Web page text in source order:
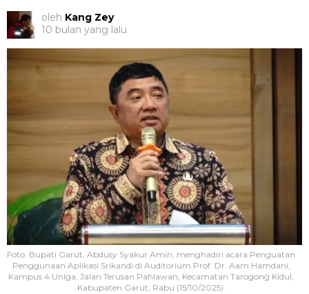
oleh Kang Zey
10 bulan yang lalu
Foto: Bupati Garut, Abdusy Syakur Amin, menghadiri acara Penguatan
Penggunaan Aplikasi Srikandi di Auditorium Prof. Dr. Aam Hamdani,
Kampus 4 Uniga, Jalan Terusan Pahlawan, Kecamatan Tarogong Kidul,
Kabupaten Garut, Rabu (15/10/2025).